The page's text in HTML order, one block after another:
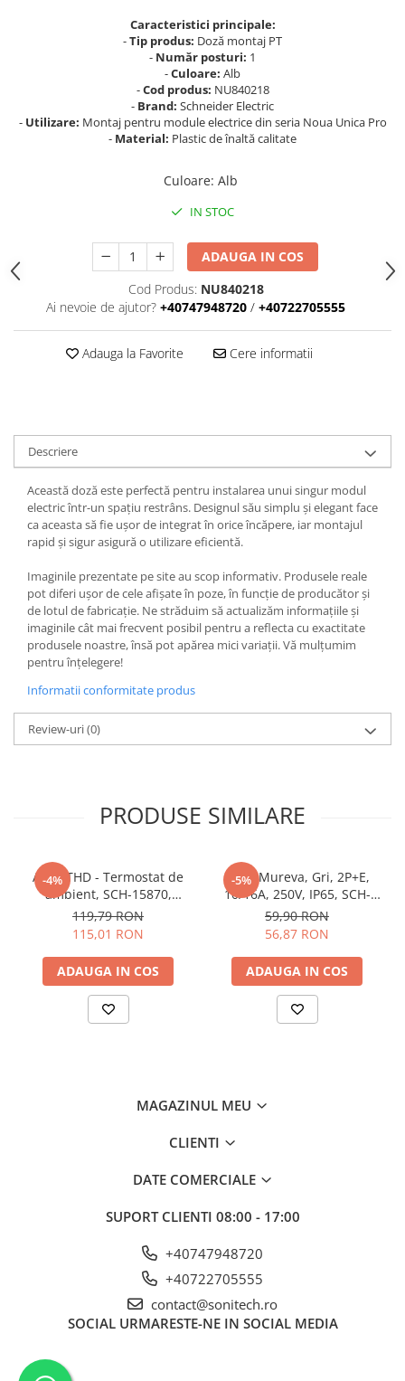
Cofrete, dulapuri și doze
Cofrete de plastic și accesorii
Coftere metalice și accesorii
Doze
Lumini exterioare
Lămpi și componente
Senzori
Paratrăsnete ESE — PDA Integrat
Electric
Piese de adaptare
Prize, întrerupătoare, detectoare
de mișcare și accesorii
Butoane
Cadre de montaj aparent
Detectoare de mișcare
Prelungitoare, Stechere, Accesorii
Prize TV
Prize și fișe industriale
Sonerii
Suporturi de fixare
Protecția circuitelor, protecții
diferențiale și descărcătoare
Protecții diferențiale
Întrerupătoare automate și
Contactoare
Caracteristici principale:
-Tip produs: Doză montaj PT
- Număr posturi: 1
-Culoare: Alb
-Cod produs: NU840218
- Brand: Schneider Electric
- Utilizare: Montaj pentru module electrice din seria Noua Unica Pro
- Material: Plastic de înaltă calitate
Culoare: Alb
IN STOC
ADAUGA IN COS
Cod Produs: NU840218
Ai nevoie de ajutor? +40747948720 / +40722705555
Adauga la Favorite Cere informatii
Descriere
Această doză este perfectă pentru instalarea unui singur modul
electric într-un spațiu restrâns. Designul său simplu și elegant face
ca aceasta să fie ușor de integrat în orice încăpere, iar montajul
rapid și sigur asigură o utilizare eficientă.
Imaginile prezentate pe site au scop informativ. Produsele reale
pot diferi ușor de cele afișate în poze, în funcție de producător și
de lotul de fabricație. Ne străduim să actualizăm informațiile și
imaginile cât mai frecvent posibil pentru a reflecta cu exactitate
produsele noastre, însă pot apărea mici variații. Vă mulțumim
pentru înțelegere!
Informatii conformitate produs
Review-uri(0)
PRODUSE SIMILARE
-4%
Acti9 THD - Termostat de
ambient, SCH-15870,
Schneider Electric -
Schneider
119,79 RON
115,01 RON
ADAUGA IN COS
-5%
Priza Mureva, Gri, 2P+E,
10/16A, 250V, IP65, SCH-
81141, Schneider Electric -
Schneider
59,90 RON
56,87 RON
ADAUGA IN COS
MAGAZINUL MEU
CLIENTI
DATE COMERCIALE
SUPORT CLIENTI 08:00 - 17:00
+40747948720
+40722705555
contact@sonitech.ro
SOCIAL URMARESTE-NE IN SOCIAL MEDIA